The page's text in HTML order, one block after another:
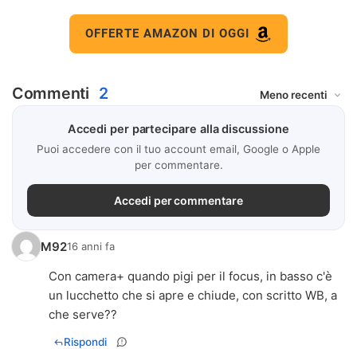
OFFERTE AMAZON DI OGGI
Commenti 2
Accedi per partecipare alla discussione
Puoi accedere con il tuo account email, Google o Apple
per commentare.
Accedi per commentare
M9216 anni fa
Con camera+ quando pigi per il focus, in basso c'è
un lucchetto che si apre e chiude, con scritto WB, a
che serve??
Rispondi